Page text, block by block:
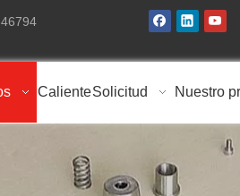
CalienteSolicitud Nuestro